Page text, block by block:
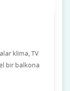
klima, TV
bir balkona